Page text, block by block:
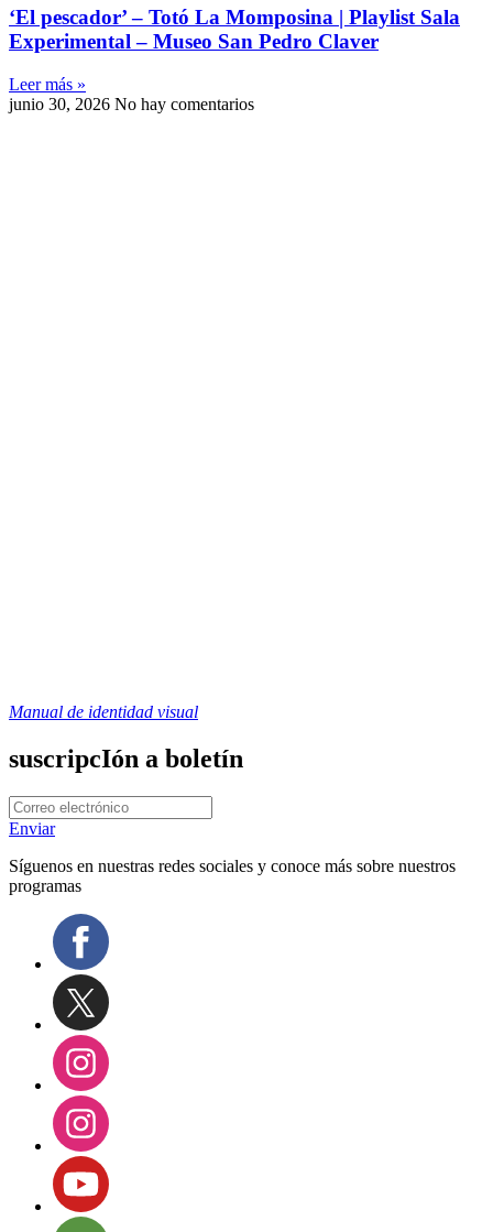
‘El pescador’ – Totó La Momposina | Playlist Sala
Experimental – Museo San Pedro Claver
Leer más »
junio 30, 2026 No hay comentarios
Manual de identidad visual
suscripcIón a boletín
Enviar
Síguenos en nuestras redes sociales y conoce más sobre nuestros
programas